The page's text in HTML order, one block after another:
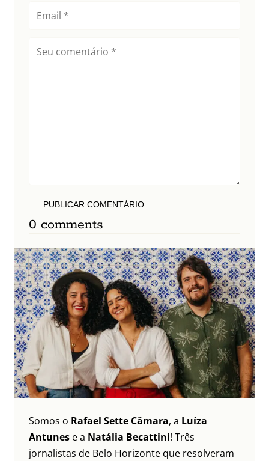
PUBLICAR COMENTÁRIO
0 comments
Somos o Rafael Sette Câmara, a Luíza
Antunes e a Natália Becattini! Três
jornalistas de Belo Horizonte que resolveram